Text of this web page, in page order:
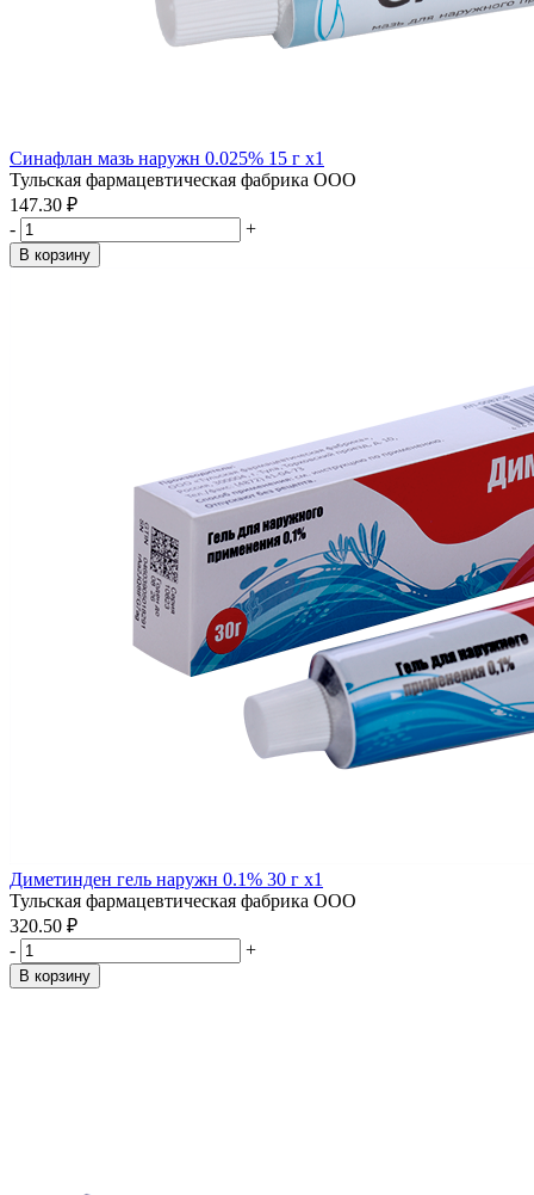
Синафлан мазь наружн 0.025% 15 г x1
Тульская фармацевтическая фабрика ООО
147.30 ₽
-
+
В корзину
Диметинден гель наружн 0.1% 30 г x1
Тульская фармацевтическая фабрика ООО
320.50 ₽
-
+
В корзину